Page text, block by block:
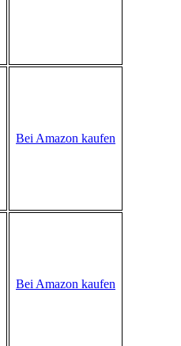
Bei Amazon kaufen
Bei Amazon kaufen